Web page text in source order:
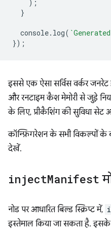
);
}
console. log(
});
इससे एक ऐसा सर्विस वर्कर
और रनटाइम कैश मेमोरी से जुड़े
के लिए, प्रीकैशिंग की सुविधा सेट
कॉन्फ़िगरेशन के सभी विकल्पों के
देखें.
injectManifest
नोड पर आधारित बिल्ड स्क्रिप्ट में,
इस्तेमाल किया जा सकता है. इसके